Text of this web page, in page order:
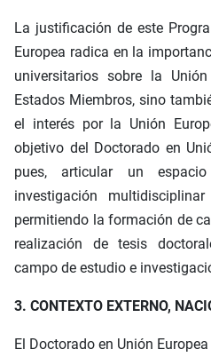
La justificación de este
Europea radica en la
universitarios sobre la
Estados Miembros, sino
el interés por la Unión
objetivo del Doctorado en
pues, articular un
investigación
permitiendo la formación de
realización de tesis
campo de estudio e
3. CONTEXTO EXTERNO,
El Doctorado en Unión